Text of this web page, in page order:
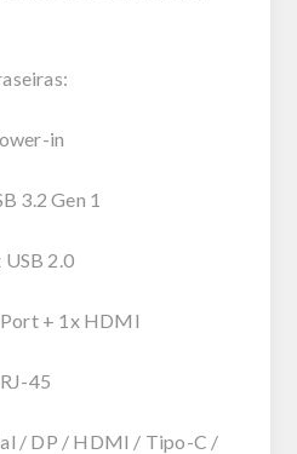
in
3.2 Gen 1
USB 2.0
+ 1x HDMI
RJ-45
/ DP / HDMI / Tipo-C /